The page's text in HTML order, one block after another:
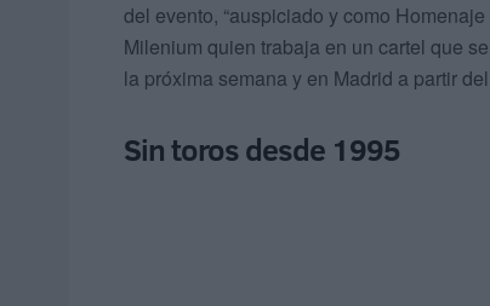
del evento, “auspiciado y como
Milenium quien trabaja en un cartel que
la próxima semana y en Madrid a partir
Sin toros desde 1995